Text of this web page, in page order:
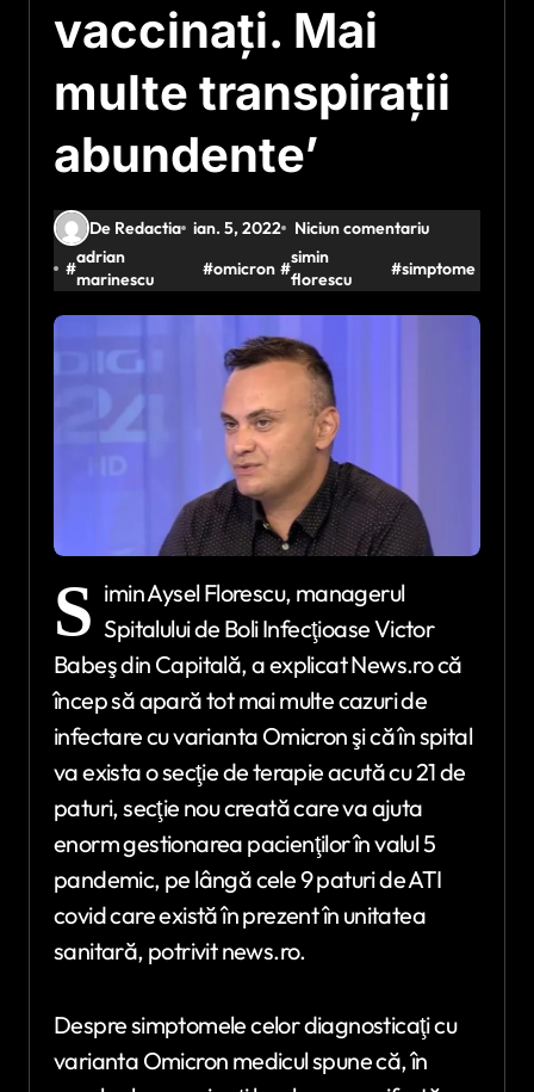
vaccinaţi. Mai
multe transpiraţii
abundente’
De Redactia ian. 5, 2022
Niciun comentariu
#
adrian
marinescu
#omicron #
simin
florescu
#simptome
S imin Aysel Florescu, managerul
Spitalului de Boli Infecţioase Victor
Babeş din Capitală, a explicat News.ro că
încep să apară tot mai multe cazuri de
infectare cu varianta Omicron şi că în spital
va exista o secţie de terapie acută cu 21 de
paturi, secţie nou creată care va ajuta
enorm gestionarea pacienţilor în valul 5
pandemic, pe lângă cele 9 paturi de ATI
covid care există în prezent în unitatea
sanitară, potrivit news.ro.
Despre simptomele celor diagnosticaţi cu
varianta Omicron medicul spune că, în